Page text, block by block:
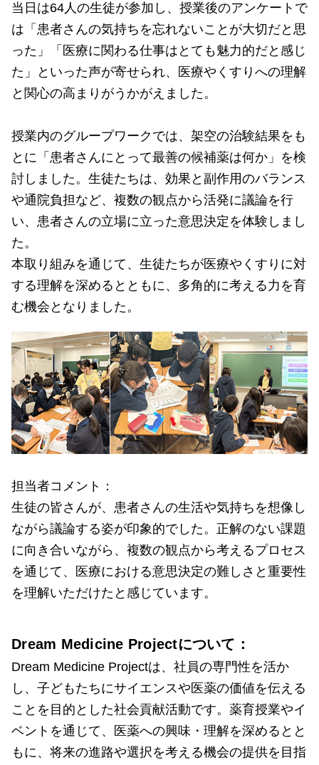
当日は64人の生徒が参加し、授業後のアンケートで
は「患者さんの気持ちを忘れないことが大切だと思
った」「医療に関わる仕事はとても魅力的だと感じ
た」といった声が寄せられ、医療やくすりへの理解
と関心の高まりがうかがえました。
授業内のグループワークでは、架空の治験結果をも
とに「患者さんにとって最善の候補薬は何か」を検
討しました。生徒たちは、効果と副作用のバランス
や通院負担など、複数の観点から活発に議論を行
い、患者さんの立場に立った意思決定を体験しまし
た。
本取り組みを通じて、生徒たちが医療やくすりに対
する理解を深めるとともに、多角的に考える力を育
む機会となりました。
担当者コメント：
生徒の皆さんが、患者さんの生活や気持ちを想像し
ながら議論する姿が印象的でした。正解のない課題
に向き合いながら、複数の観点から考えるプロセス
を通じて、医療における意思決定の難しさと重要性
を理解いただけたと感じています。
Dream Medicine Projectについて：
Dream Medicine Projectは、社員の専門性を活か
し、子どもたちにサイエンスや医薬の価値を伝える
ことを目的とした社会貢献活動です。薬育授業やイ
ベントを通じて、医薬への興味・理解を深めるとと
もに、将来の進路や選択を考える機会の提供を目指